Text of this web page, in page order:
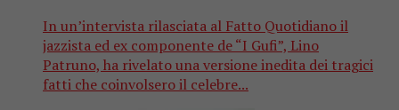
In un’intervista rilasciata al Fatto Quotidiano il
jazzista ed ex componente de “I Gufi”, Lino
Patruno, ha rivelato una versione inedita dei tragici
fatti che coinvolsero il celebre...